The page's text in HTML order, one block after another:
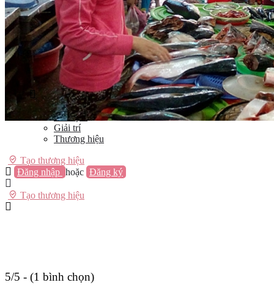
Vũng Tàu
Nha Trang
Đà Lạt
Cần Thơ
Quy Nhơn
Thừa Thiên Huế
Khác…
Blog
Sách / Truyện
Lifestyle
Giải trí
Thương hiệu
Tạo thương hiệu
Đăng nhập hoặc Đăng ký
Tạo thương hiệu
5/5 - (1 bình chọn)